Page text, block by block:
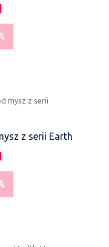
z serii Earth